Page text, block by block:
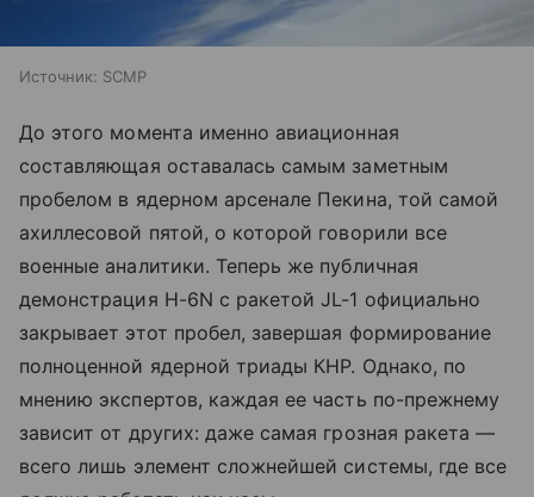
Источник: SCMP
До этого момента именно авиационная
составляющая оставалась самым заметным
пробелом в ядерном арсенале Пекина, той самой
ахиллесовой пятой, о которой говорили все
военные аналитики. Теперь же публичная
демонстрация H-6N с ракетой JL-1 официально
закрывает этот пробел, завершая формирование
полноценной ядерной триады КНР. Однако, по
мнению экспертов, каждая ее часть по-прежнему
зависит от других: даже самая грозная ракета —
всего лишь элемент сложнейшей системы, где все